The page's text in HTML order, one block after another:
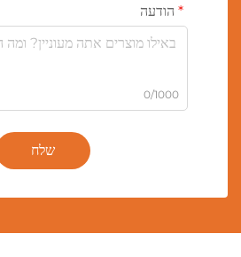
הודעה
0/1000
שלח